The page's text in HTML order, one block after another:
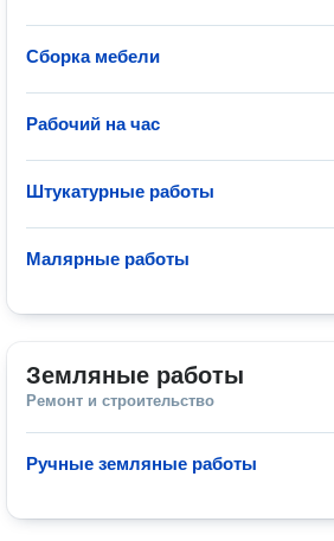
Сборка мебели
Рабочий на час
Штукатурные работы
Малярные работы
Земляные работы
Ремонт и строительство
Ручные земляные работы